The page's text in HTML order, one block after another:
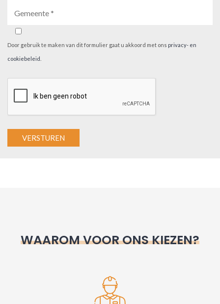
Door gebruik te maken van dit formulier gaat u akkoord met ons privacy- en
cookiebeleid
WAAROM VOOR ONS KIEZEN?